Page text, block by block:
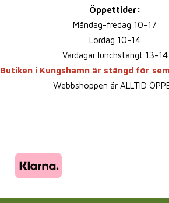
Öppettider:
Måndag-fredag 10-17
Lördag 10-14
Vardagar lunchstängt 13-14
Butiken i Kungshamn är stängd för
Webbshoppen är ALLTID